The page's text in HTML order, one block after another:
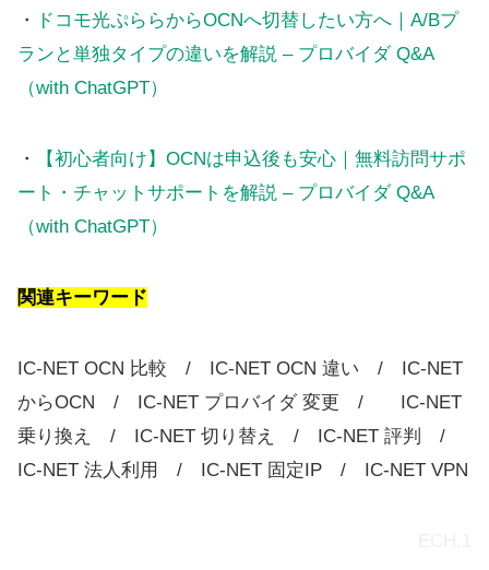
・
ドコモ光ぷららからOCNへ切替したい方へ｜A/Bプ
ランと単独タイプの違いを解説 – プロバイダ Q&A
（with ChatGPT）
・
【初心者向け】OCNは申込後も安心｜無料訪問サポ
ート・チャットサポートを解説 – プロバイダ Q&A
（with ChatGPT）
関連キーワード
IC-NET OCN 比較 / IC-NET OCN 違い / IC-NET
からOCN / IC-NET プロバイダ 変更 / IC-NET
乗り換え / IC-NET 切り替え / IC-NET 評判 /
IC-NET 法人利用 / IC-NET 固定IP / IC-NET VPN